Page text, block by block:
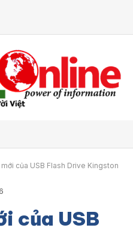
của USB Flash Drive Kingston
của USB